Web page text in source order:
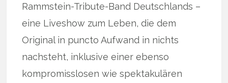
Rammstein-Tribute-Band Deutschlands –
eine Liveshow zum Leben, die dem
Original in puncto Aufwand in nichts
nachsteht, inklusive einer ebenso
kompromisslosen wie spektakulären